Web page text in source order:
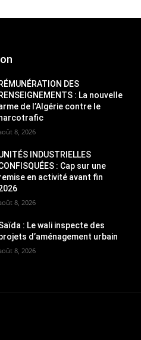
RÉMUNÉRATION DES
RENSEIGNEMENTS : La nouvelle
de l’Algérie contre le
8, 2026
INDUSTRIELLES
: Cap sur une
en activité avant fin
8, 2026
: Le wali inspecte des
d’aménagement urbain
8, 2026